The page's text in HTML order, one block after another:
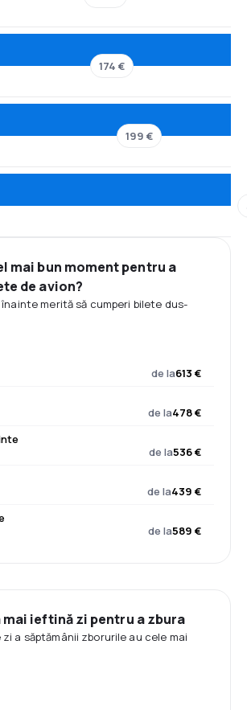
174 €
199 €
mai bun moment pentru a
de avion?
merită să cumperi bilete dus-
de la613 €
de la478 €
de la536 €
de la439 €
de la589 €
mai ieftină zi pentru a zbura
zi a săptămânii zborurile au cele mai